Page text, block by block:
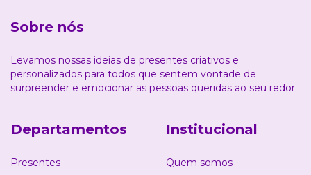
Sobre nós
Levamos nossas ideias de presentes criativos e
personalizados para todos que sentem vontade de
surpreender e emocionar as pessoas queridas ao seu redor.
Departamentos
Presentes
Institucional
Quem somos